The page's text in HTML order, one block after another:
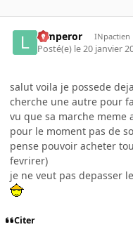
lemperor INpactien
Posté(e) le 20 janvier
salut voila je possede
cherche une autre pour
vu que sa marche meme
pour le moment pas de
pense pouvoir acheter
fevrirer)
je ne veut pas depasser
Citer